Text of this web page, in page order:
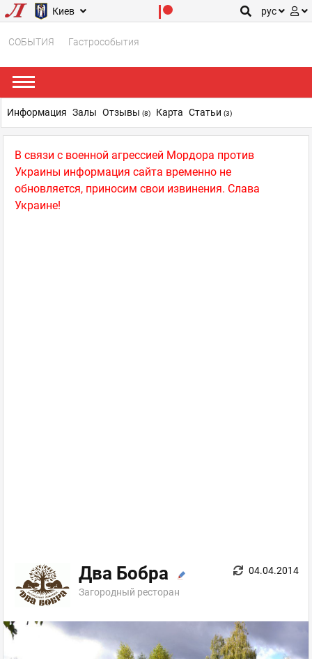
Киев рус
СОБЫТИЯ Гастрособытия
В связи с военной агрессией Мордора против
Украины информация сайта временно не
обновляется, приносим свои извинения. Слава
Украине!
Два Бобра
Загородный ресторан
04.04.2014
Информация Залы Отзывы (8) Карта Статьи (3)